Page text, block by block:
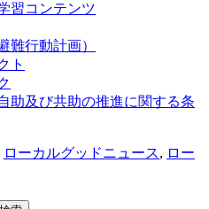
習コンテンツ
難行動計画）
ト
助及び共助の推進に関する条
ローカルグッドニュース, ロー